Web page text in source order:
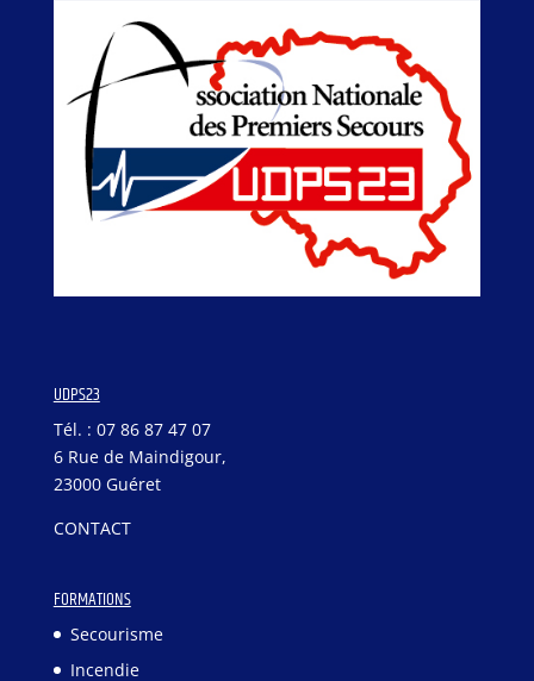
UDPS23
Tél. : 07 86 87 47 07
6 Rue de Maindigour,
23000 Guéret
CONTACT
FORMATIONS
Secourisme
Incendie